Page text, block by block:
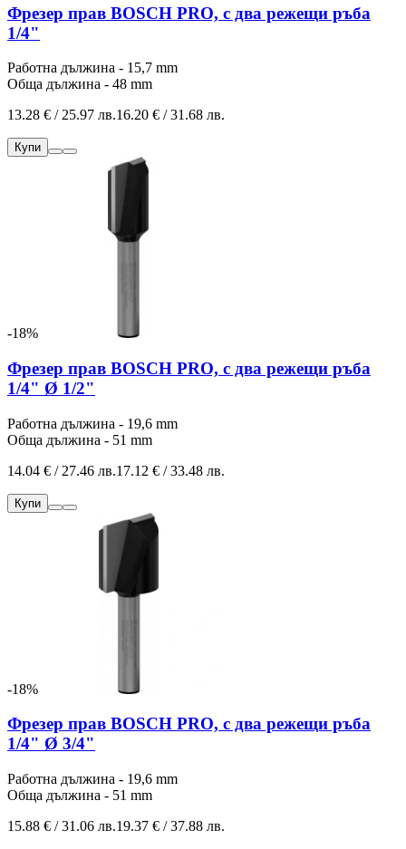
Фрезер прав BOSCH PRO, с два режещи ръба
1/4"
Работна дължина - 15,7 mm
Обща дължина - 48 mm
13.28 € / 25.97 лв.16.20 € / 31.68 лв.
Купи
-18%
Фрезер прав BOSCH PRO, с два режещи ръба
1/4" Ø 1/2"
Работна дължина - 19,6 mm
Обща дължина - 51 mm
14.04 € / 27.46 лв.17.12 € / 33.48 лв.
Купи
-18%
Фрезер прав BOSCH PRO, с два режещи ръба
1/4" Ø 3/4"
Работна дължина - 19,6 mm
Обща дължина - 51 mm
15.88 € / 31.06 лв.19.37 € / 37.88 лв.